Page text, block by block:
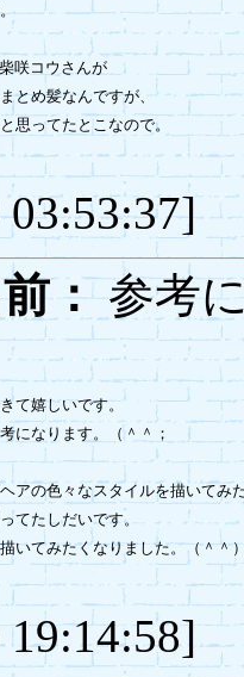
咲コウさんが
とめ髪なんですが、
思ってたとこなので。
：参考
て嬉しいです。
になります。（＾＾；
アの色々なスタイルを描いてみ
てたしだいです。
いてみたくなりました。（＾＾